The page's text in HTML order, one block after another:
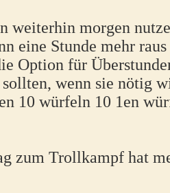
weiterhin morgen
eine Stunde mehr
Option für
wenn sie nötig
10 würfeln 10 1en
zum Trollkampf hat